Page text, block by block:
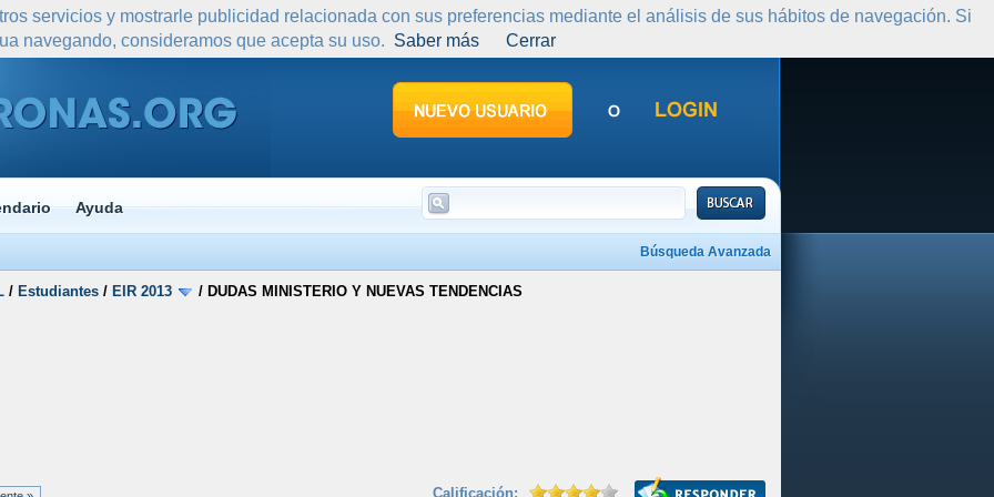
Ayuda
Búsqueda Avanzada
/ Estudiantes / EIR 2013 / DUDAS MINISTERIO Y NUEVAS TENDENCIAS
Calificación:
servicios y mostrarle publicidad relacionada con sus preferencias mediante el análisis de sus hábitos de navegación. Si
navegando, consideramos que acepta su uso. Saber más Cerrar